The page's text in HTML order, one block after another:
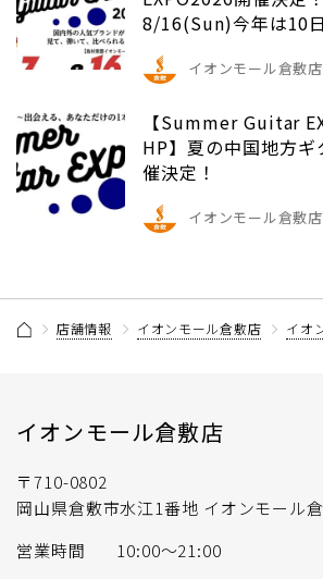
8/16(Sun)今年は10
イオンモール倉敷店
【Summer Guitar
HP】夏の中国地方ギ
催決定！
イオンモール倉敷店
店舗情報 イオンモール倉敷店 イオ
イオンモール倉敷店
〒710-0802
岡山県倉敷市水江1番地 イオンモール
営業時間
10:00～21:00